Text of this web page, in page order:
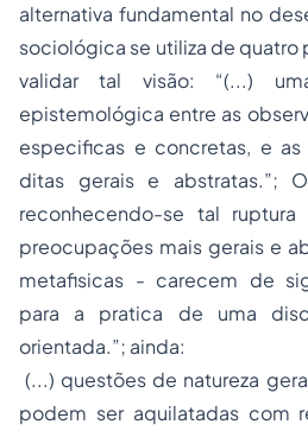
alternativa fundamental no
sociológica se utiliza de quatro
validar tal visão: “(...)
epistemológica entre as
especificas e concretas, e as
ditas gerais e abstratas.”;
reconhecendo-se tal
preocupações mais gerais e
metafisicas - carecem de
para a pratica de uma
orientada.”; ainda:
(...) questões de natureza
podem ser aquilatadas com